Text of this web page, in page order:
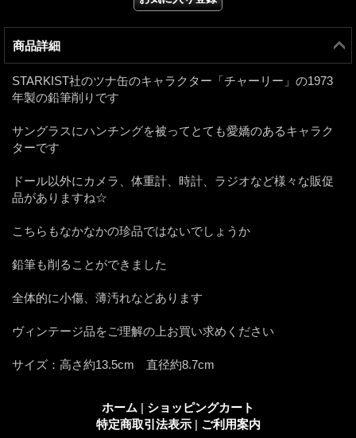
商品詳細
STARKIST社のツナ缶のキャラクター「チャーリー」の1973
年製の鉛筆削りです
サングラスにハンチングを被ってとても愛嬌のあるキャラク
ターです
ドール以外にカメラ、体重計、時計、ラジオなど様々な販促
品がありますね☆
こちらもなかなかの珍品ではないでしょうか
鉛筆も削ることができました
全体的に小傷、薄汚れなどあります
ヴィンテージ品をご理解の上お買い求めください
サイズ：高さ約13.5cm 直径約8.7cm
ホーム | ショッピングカート
特定商取引法表示 | ご利用案内